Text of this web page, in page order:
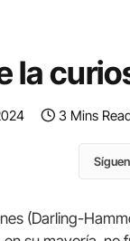
la
3 Mins
(Darling-